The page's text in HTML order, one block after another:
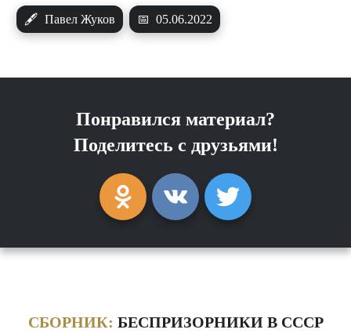
🖋 Павел Жуков 📅 05.06.2022
Понравился материал?
Поделитесь с друзьями!
СБОРНИК: БЕСПРИЗОРНИКИ В СССР